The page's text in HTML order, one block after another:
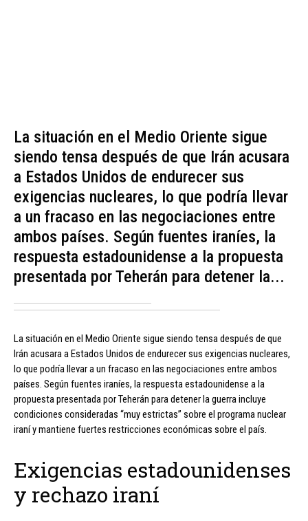
La situación en el Medio Oriente sigue
siendo tensa después de que Irán acusara
a Estados Unidos de endurecer sus
exigencias nucleares, lo que podría llevar
a un fracaso en las negociaciones entre
ambos países. Según fuentes iraníes, la
respuesta estadounidense a la propuesta
presentada por Teherán para detener la...
La situación en el Medio Oriente sigue siendo tensa después de que
Irán acusara a Estados Unidos de endurecer sus exigencias nucleares,
lo que podría llevar a un fracaso en las negociaciones entre ambos
países. Según fuentes iraníes, la respuesta estadounidense a la
propuesta presentada por Teherán para detener la guerra incluye
condiciones consideradas “muy estrictas” sobre el programa nuclear
iraní y mantiene fuertes restricciones económicas sobre el país.
Exigencias estadounidenses
y rechazo iraní